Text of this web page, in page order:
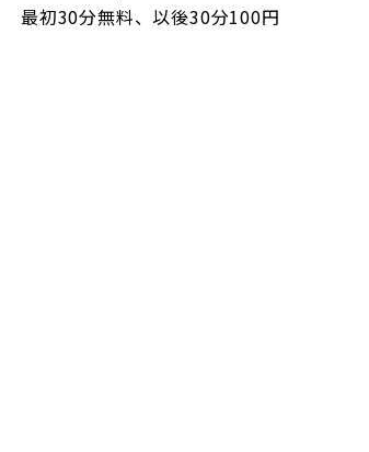
最初30分無料、以後30分100円